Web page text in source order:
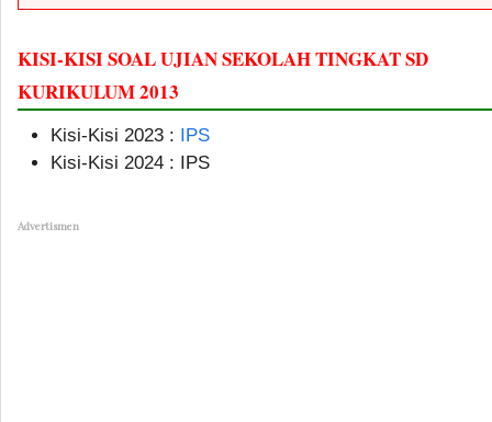
KISI-KISI SOAL UJIAN SEKOLAH TINGKAT SD
KURIKULUM 2013
Kisi-Kisi 2023 : IPS
Kisi-Kisi 2024 : IPS
Advertismen